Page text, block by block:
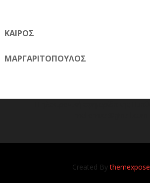
ΚΑΙΡΟΣ
ΜΑΡΓΑΡΙΤΟΠΟΥΛΟΣ
Created Bythemexpose